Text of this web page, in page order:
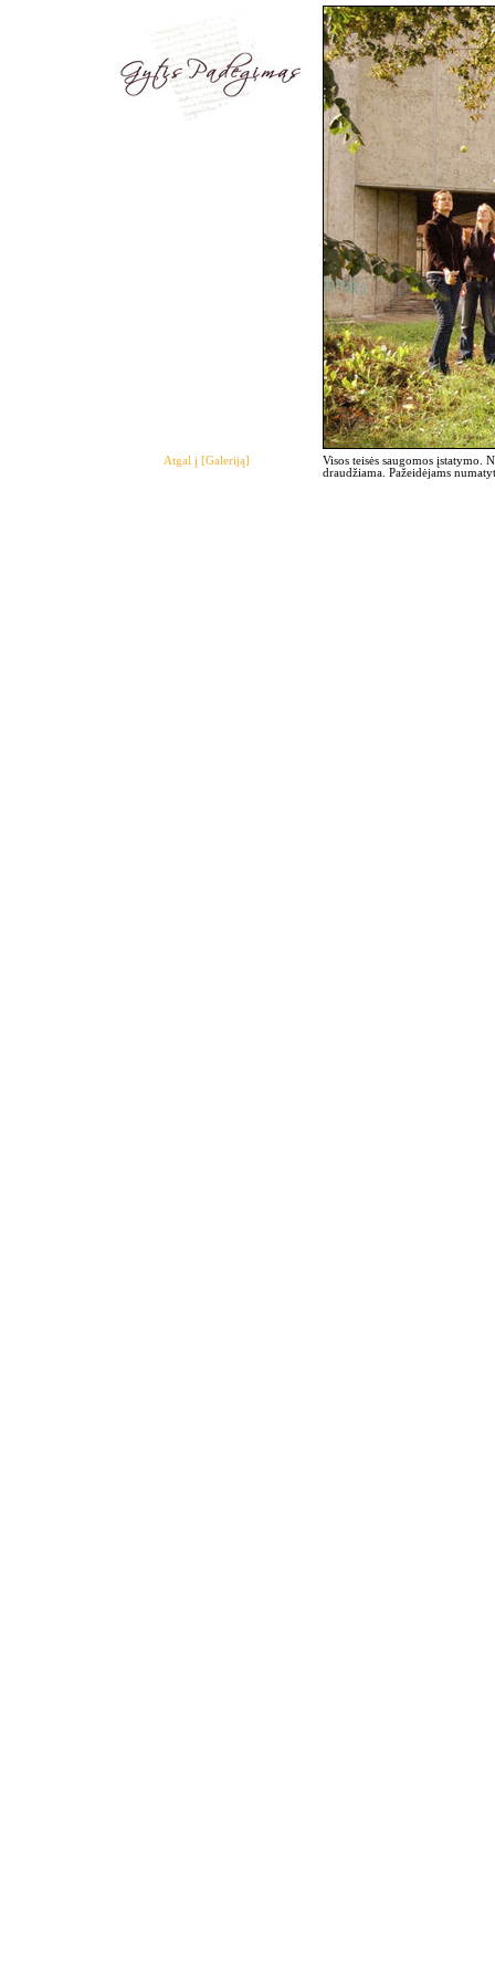
Atgal į [Galeriją]
Visos teisės saugomos
draudžiama. Pažeidėjams